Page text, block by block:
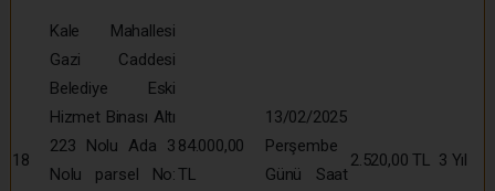
18
Kale Mahallesi
Gazi Caddesi
Belediye Eski
Hizmet Binası Altı
223 Nolu Ada 3
Nolu parsel No:
84.000,00
TL
13/02/2025
Perşembe
Günü Saat
2.520,00 TL 3 Yıl